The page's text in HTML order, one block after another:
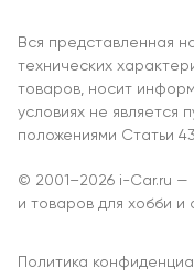
Вся представленная
технических
товаров, носит
условиях не является
положениями Статьи
© 2001–2026 i-Car.ru —
и товаров для хобби и
Политика